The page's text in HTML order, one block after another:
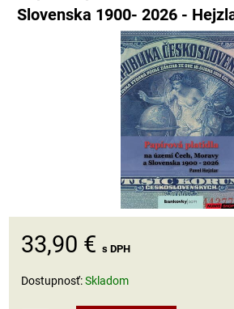
Slovenska 1900- 2026 -
33,90 € s DPH
Dostupnosť:Skladom